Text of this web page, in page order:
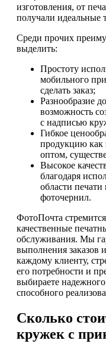
изготовления, от
получали идеальные
Среди прочих
выделить:
Простоту
мобильного
сделать заказ;
Разнообразие
возможность
с надписью
Гибкое
продукцию как
оптом,
Высокое
благодаря
области
фоточернил.
ФотоПочта
качественные
обслуживания. Мы
выполнения заказов
каждому клиенту,
его потребности и
выбираете
способного
Сколько
кружек с